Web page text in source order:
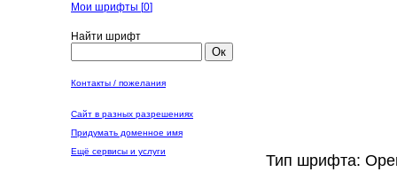
Мои шрифты [0]
Найти шрифт
Ок
Контакты / пожелания
Сайт в разных разрешениях
Придумать доменное имя
Ещё сервисы и услуги
Тип шрифта: